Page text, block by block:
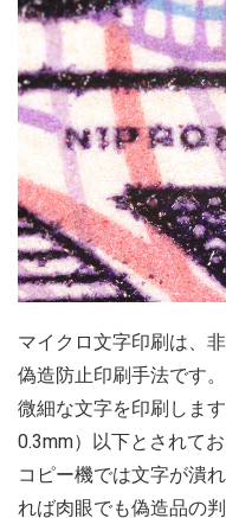
マイクロ文字印刷は、
偽造防止印刷手法です
微細な文字を印刷しま
0.3mm）以下とされて
コピー機では文字が潰
れば肉眼でも偽造品の